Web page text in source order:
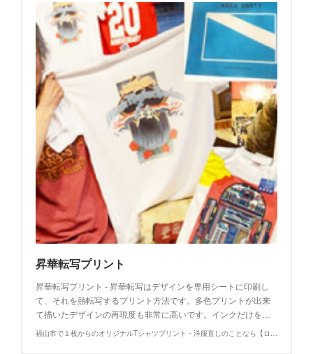
昇華転写プリント
昇華転写プリント - 昇華転写はデザインを専用シートに印刷し
て、それを熱転写するプリント方法です。多色プリントが出来
て描いたデザインの再現度も非常に高いです。インクだけを…
福山市で１枚からのオリジナルTシャツプリント・洋服直しのことなら【ロウエン - ROEN】